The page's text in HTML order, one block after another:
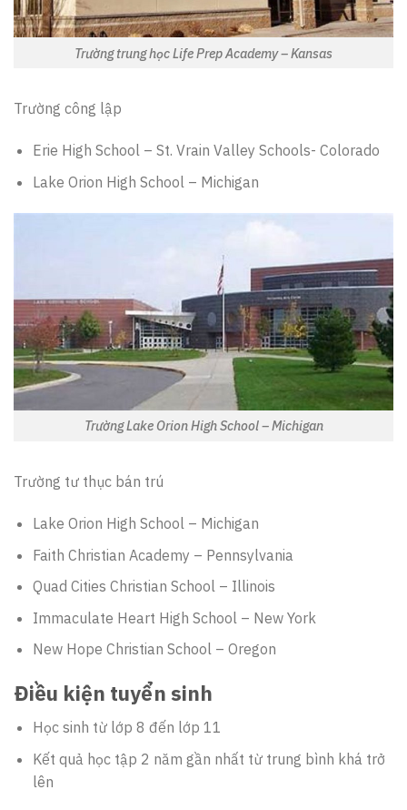
Trường trung học Life Prep Academy – Kansas
Trường công lập
Erie High School – St. Vrain Valley Schools- Colorado
Lake Orion High School – Michigan
Trường Lake Orion High School – Michigan
Trường tư thục bán trú
Lake Orion High School – Michigan
Faith Christian Academy – Pennsylvania
Quad Cities Christian School – Illinois
Immaculate Heart High School – New York
New Hope Christian School – Oregon
Điều kiện tuyển sinh
Học sinh từ lớp 8 đến lớp 11
Kết quả học tập 2 năm gần nhất từ trung bình khá trở
lên